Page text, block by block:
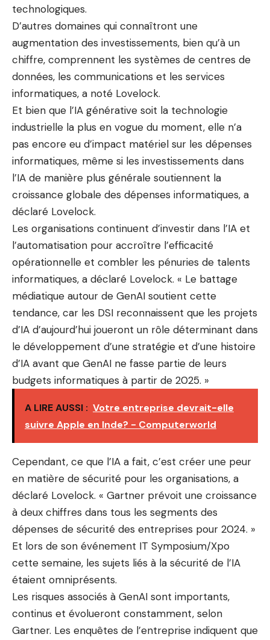
technologiques.
D’autres domaines qui connaîtront une
augmentation des investissements, bien qu’à un
chiffre, comprennent les systèmes de centres de
données, les communications et les services
informatiques, a noté Lovelock.
Et bien que l’IA générative soit la technologie
industrielle la plus en vogue du moment, elle n’a
pas encore eu d’impact matériel sur les dépenses
informatiques, même si les investissements dans
l’IA de manière plus générale soutiennent la
croissance globale des dépenses informatiques, a
déclaré Lovelock.
Les organisations continuent d’investir dans l’IA et
l’automatisation pour accroître l’efficacité
opérationnelle et combler les pénuries de talents
informatiques, a déclaré Lovelock. « Le battage
médiatique autour de GenAI soutient cette
tendance, car les DSI reconnaissent que les projets
d’IA d’aujourd’hui joueront un rôle déterminant dans
le développement d’une stratégie et d’une histoire
d’IA avant que GenAI ne fasse partie de leurs
budgets informatiques à partir de 2025. »
A LIRE AUSSI : Votre entreprise devrait-elle
suivre Apple en Inde? - Computerworld
Cependant, ce que l’IA a fait, c’est créer une peur
en matière de sécurité pour les organisations, a
déclaré Lovelock. « Gartner prévoit une croissance
à deux chiffres dans tous les segments des
dépenses de sécurité des entreprises pour 2024. »
Et lors de son événement IT Symposium/Xpo
cette semaine, les sujets liés à la sécurité de l’IA
étaient omniprésents.
Les risques associés à GenAI sont importants,
continus et évolueront constamment, selon
Gartner. Les enquêtes de l’entreprise indiquent que